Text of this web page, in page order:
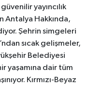
yayıncılık
Antalya Hakkında,
Şehrin simgeleri
sıcak gelişmeler,
Belediyesi
yaşamına dair tüm
Kırmızı-Beyaz